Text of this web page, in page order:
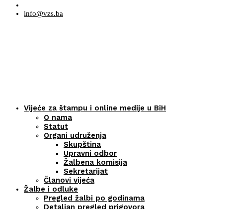
info@vzs.ba
Vijeće za štampu i online medije u BiH
O nama
Statut
Organi udruženja
Skupština
Upravni odbor
Žalbena komisija
Sekretarijat
Članovi vijeća
Žalbe i odluke
Pregled žalbi po godinama
Detaljan pregled prigovora